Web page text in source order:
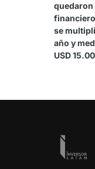
quedaron
se
año y
USD